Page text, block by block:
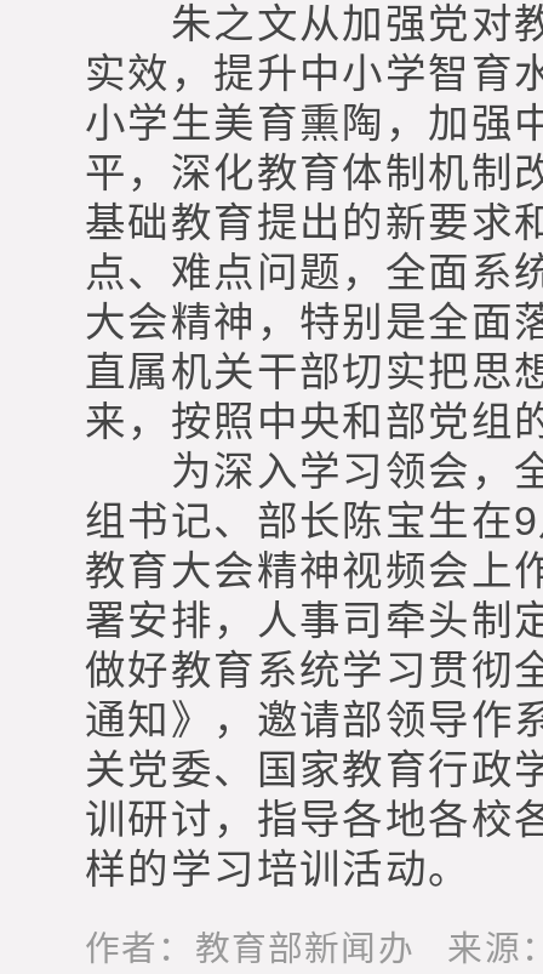
朱之文从加强党对教
实效，提升中小学智育
小学生美育熏陶，加强
平，深化教育体制机制
基础教育提出的新要求
点、难点问题，全面系
大会精神，特别是全面
直属机关干部切实把思
来，按照中央和部党组
为深入学习领会，全
组书记、部长陈宝生在
教育大会精神视频会上
署安排，人事司牵头制
做好教育系统学习贯彻
通知》，邀请部领导作
关党委、国家教育行政
训研讨，指导各地各校
样的学习培训活动。
作者：教育部新闻办 来源